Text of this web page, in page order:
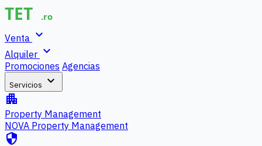
Venta expand_more
Alquiler expand_more
Promociones Agencias
Servicios expand_more
apartment
Property Management
NOVA Property Management
security